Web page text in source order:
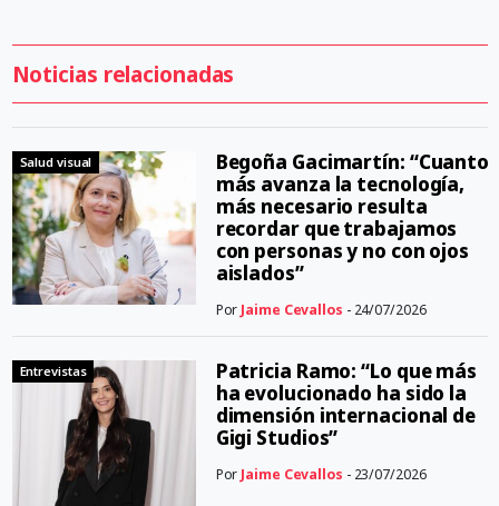
Noticias relacionadas
Salud visual
Begoña Gacimartín: “Cuanto
más avanza la tecnología,
más necesario resulta
recordar que trabajamos
con personas y no con ojos
aislados”
Por Jaime Cevallos - 24/07/2026
Entrevistas
Patricia Ramo: “Lo que más
ha evolucionado ha sido la
dimensión internacional de
Gigi Studios”
Por Jaime Cevallos - 23/07/2026